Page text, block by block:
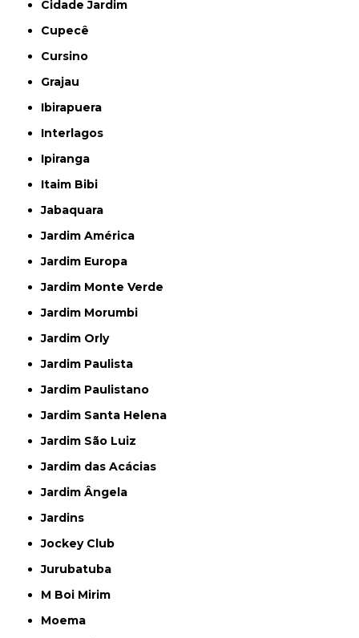
Cidade Jardim
Cupecê
Cursino
Grajau
Ibirapuera
Interlagos
Ipiranga
Itaim Bibi
Jabaquara
Jardim América
Jardim Europa
Jardim Monte Verde
Jardim Morumbi
Jardim Orly
Jardim Paulista
Jardim Paulistano
Jardim Santa Helena
Jardim São Luiz
Jardim das Acácias
Jardim Ângela
Jardins
Jockey Club
Jurubatuba
M Boi Mirim
Moema